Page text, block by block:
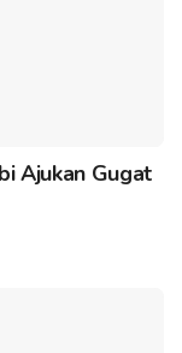
Ajukan Gugat